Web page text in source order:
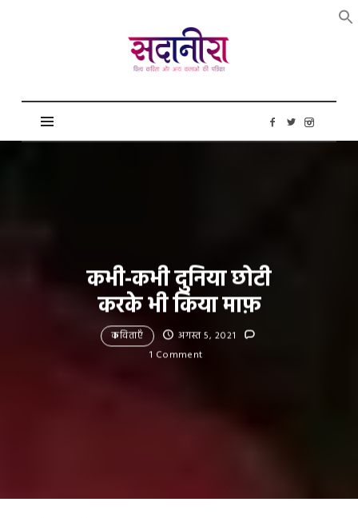
सदानीरा
कभी-कभी दुनिया छोटी
करके भी किया माफ़
कविताएँ
अगस्त 5, 2021
1 Comment